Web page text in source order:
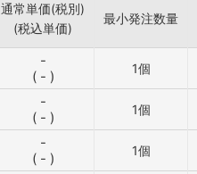
通常単価(税別)
(税込単価)
最小発注数量
-
( - ) 1個
-
( - ) 1個
-
( - ) 1個